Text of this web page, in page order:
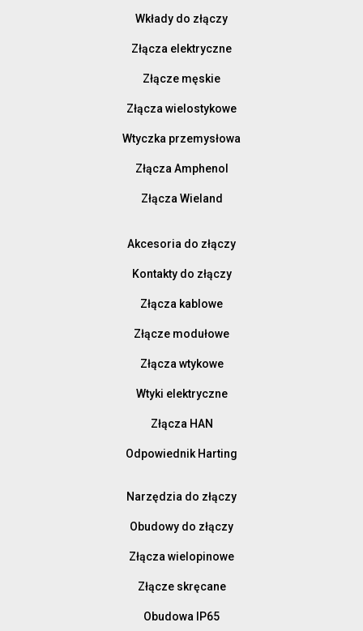
Wkłady do złączy
Złącza elektryczne
Złącze męskie
Złącza wielostykowe
Wtyczka przemysłowa
Złącza Amphenol
Złącza Wieland
Akcesoria do złączy
Kontakty do złączy
Złącza kablowe
Złącze modułowe
Złącza wtykowe
Wtyki elektryczne
Złącza HAN
Odpowiednik Harting
Narzędzia do złączy
Obudowy do złączy
Złącza wielopinowe
Złącze skręcane
Obudowa IP65